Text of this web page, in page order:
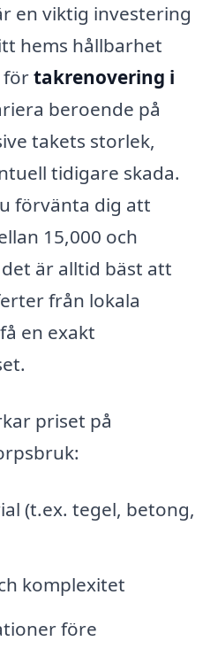
en viktig investering
hems hållbarhet
förtakrenovering i
beroende på
takets storlek,
tidigare skada.
förvänta dig att
15,000 och
är alltid bäst att
från lokala
en exakt
priset på
(t.ex. tegel, betong,
komplexitet
före